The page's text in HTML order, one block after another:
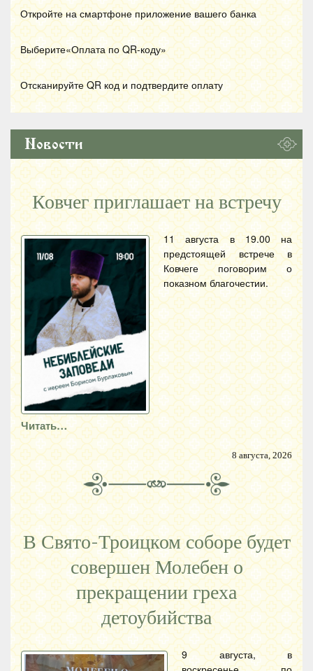
Откройте на смартфоне приложение вашего банка
Выберите«Оплата по QR-коду»
Отсканируйте QR код и подтвердите оплату
Новости
Ковчег приглашает на встречу
11 августа в 19.00 на
предстоящей встрече в
Ковчеге поговорим о
показном благочестии.
Читать…
8 августа, 2026
В Свято-Троицком соборе будет
совершен Молебен о
прекращении греха
детоубийства
9 августа, в